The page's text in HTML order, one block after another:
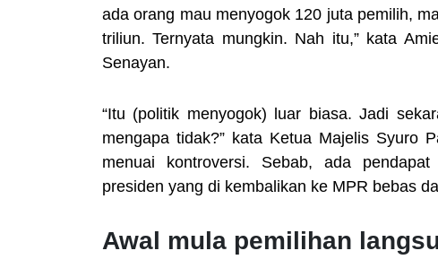
ada orang mau menyogok 120 juta pemilih,
triliun. Ternyata mungkin. Nah itu,” kata
Senayan.
“Itu (politik menyogok) luar biasa. Jadi
mengapa tidak?” kata Ketua Majelis Syuro
menuai kontroversi. Sebab, ada
presiden yang di kembalikan ke MPR bebas
Awal mula pemilihan